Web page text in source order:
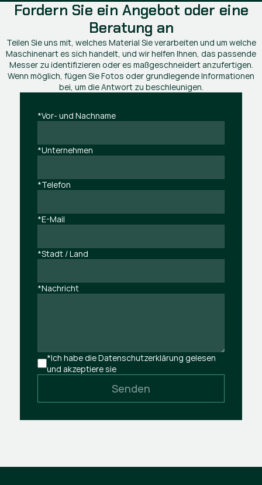
Fordern Sie ein Angebot oder eine
Beratung an
Teilen Sie uns mit, welches Material Sie verarbeiten und um welche
Maschinenart es sich handelt, und wir helfen Ihnen, das passende
Messer zu identifizieren oder es maßgeschneidert anzufertigen.
Wenn möglich, fügen Sie Fotos oder grundlegende Informationen
bei, um die Antwort zu beschleunigen.
*Vor- und Nachname
*Unternehmen
*Telefon
*E-Mail
*Stadt / Land
*Nachricht
*Ich habe die Datenschutzerklärung gelesen
und akzeptiere sie
Senden